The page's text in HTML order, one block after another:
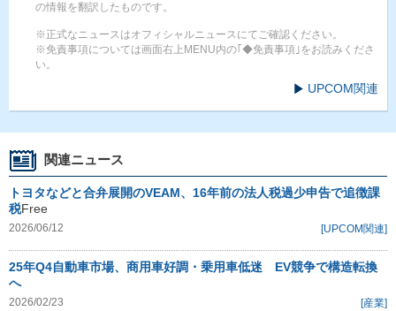
の情報を翻訳したものです。
※正式なニュースはオフィシャルニュースにてご確認ください。
※免責事項については画面右上MENU内の｢◆免責事項｣をお読みくださ
い。
UPCOM関連
関連ニュース
トヨタなどと合弁展開のVEAM、16年前の法人税過少申告で追徴課
税Free
2026/06/12 [UPCOM関連]
25年Q4自動車市場、商用車好調・乗用車低迷 EV競争で構造転換
へ
2026/02/23 [産業]